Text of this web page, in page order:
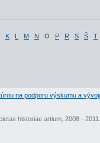
K L M N O P R S Š T
na podporu výskumu a
historiae artium, 2008 -